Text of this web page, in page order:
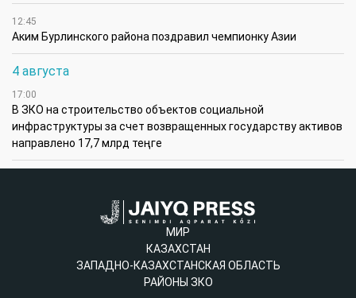
12:45
Аким Бурлинского района поздравил чемпионку Азии
4 августа
17:00
В ЗКО на строительство объектов социальной
инфраструктуры за счет возвращенных государству активов
направлено 17,7 млрд теңге
МИР
КАЗАХСТАН
ЗАПАДНО-КАЗАХСТАНСКАЯ ОБЛАСТЬ
РАЙОНЫ ЗКО